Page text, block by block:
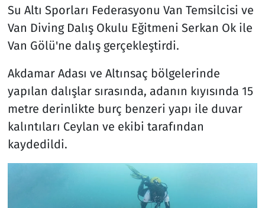
Su Altı Sporları Federasyonu Van Temsilcisi ve
Van Diving Dalış Okulu Eğitmeni Serkan Ok ile
Van Gölü'ne dalış gerçekleştirdi.
Akdamar Adası ve Altınsaç bölgelerinde
yapılan dalışlar sırasında, adanın kıyısında 15
metre derinlikte burç benzeri yapı ile duvar
kalıntıları Ceylan ve ekibi tarafından
kaydedildi.
Televizyon